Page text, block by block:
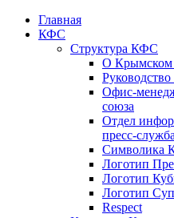
Главная
КФС
Структура КФС
О Крымском
Офис-
союза
Отдел
пресс-служба
Символика
Логотип
Логотип
Логотип
Respect